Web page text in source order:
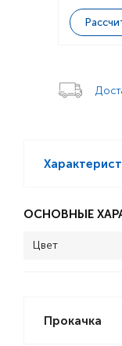
ОСНОВНЫЕ
Цвет
Прокачка